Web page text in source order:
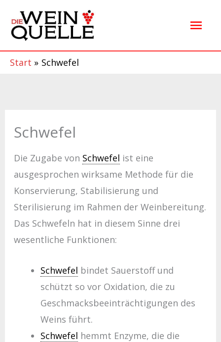
Inhalt
springen
Start Schwefel
Schwefel
Die Zugabe von Schwefel ist eine
ausgesprochen wirksame Methode für die
Konservierung, Stabilisierung und
Sterilisierung im Rahmen der Weinbereitung.
Das Schwefeln hat in diesem Sinne drei
wesentliche Funktionen:
Schwefel bindet Sauerstoff und
schützt so vor Oxidation, die zu
Geschmacksbeeinträchtigungen des
Weins führt.
Schwefel hemmt Enzyme, die die